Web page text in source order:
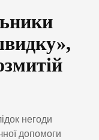
негоди
допомоги